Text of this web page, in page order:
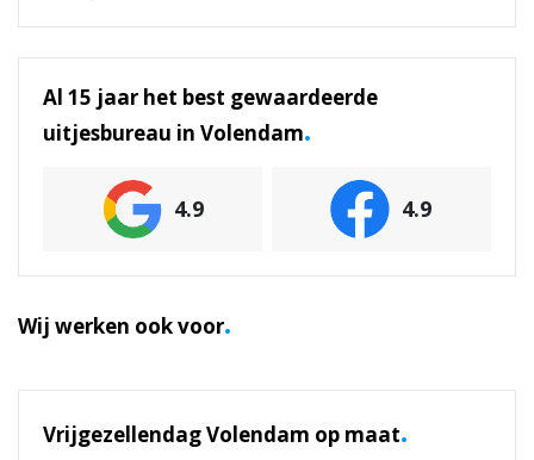
Al 15 jaar het best gewaardeerde
uitjesbureau in Volendam.
4.9 4.9
Wij werken ook voor.
Vrijgezellendag Volendam op maat.